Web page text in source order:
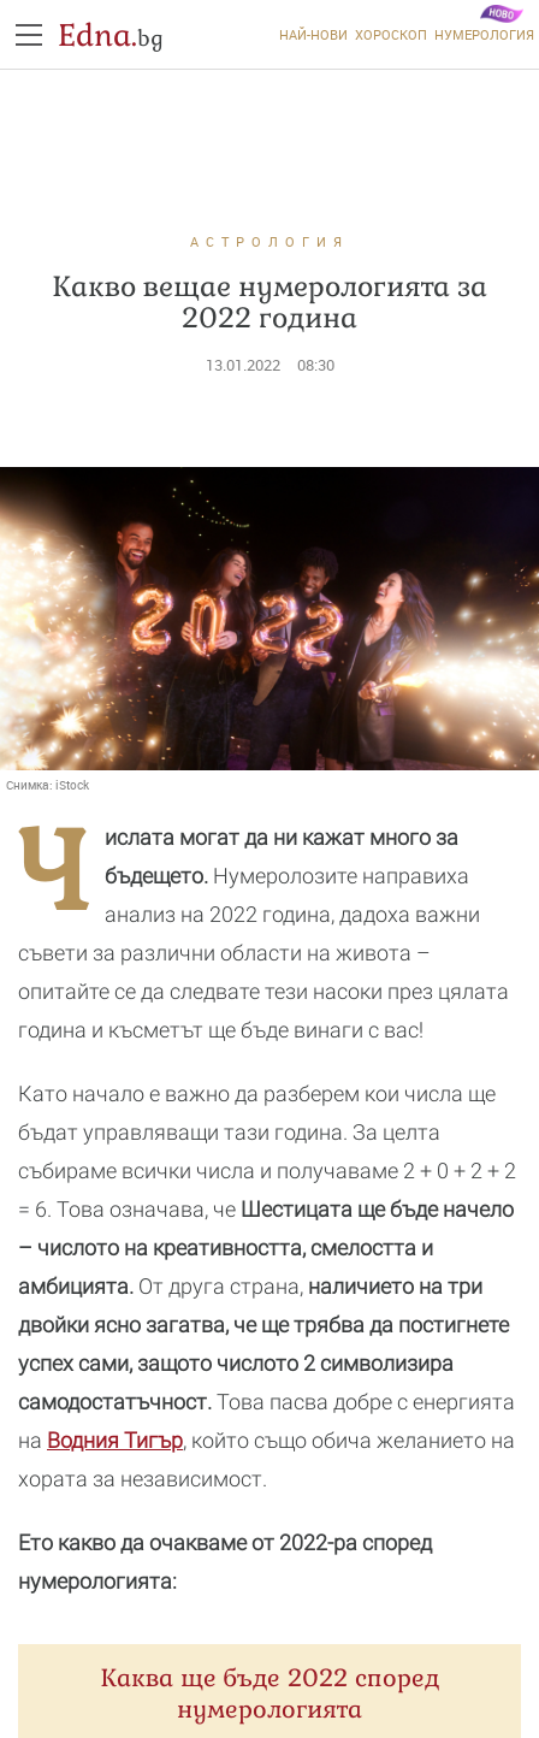
Edna.bg НАЙ-НОВИ ХОРОСКОП НУМЕРОЛОГИЯ
АСТРОЛОГИЯ
Какво вещае нумерологията за
2022 година
13.01.2022 08:30
Снимка: iStock
Ч
ислата могат да ни кажат много за
бъдещето. Нумеролозите направиха
анализ на 2022 година, дадоха важни
съвети за различни области на живота –
опитайте се да следвате тези насоки през цялата
година и късметът ще бъде винаги с вас!
Като начало е важно да разберем кои числа ще
бъдат управляващи тази година. За целта
събираме всички числа и получаваме 2 + 0 + 2 + 2
= 6. Това означава, че Шестицата ще бъде начело
– числото на креативността, смелостта и
амбицията. От друга страна, наличието на три
двойки ясно загатва, че ще трябва да постигнете
успех сами, защото числото 2 символизира
самодостатъчност.Това пасва добре с енергията
на Водния Тигър, който също обича желанието на
хората за независимост.
Ето какво да очакваме от 2022-ра според
нумерологията:
Каква ще бъде 2022 според
нумерологията